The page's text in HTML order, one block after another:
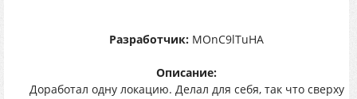
Разработчик: MOnC9lTuHA
Описание:
Доработал одну локацию. Делал для себя, так что сверху